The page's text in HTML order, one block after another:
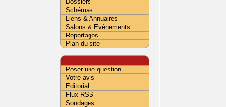
Dossiers
Schémas
Liens & Annuaires
Salons & Evènements
Reportages
Plan du site
Poser une question
Votre avis
Editorial
Flux RSS
Sondages